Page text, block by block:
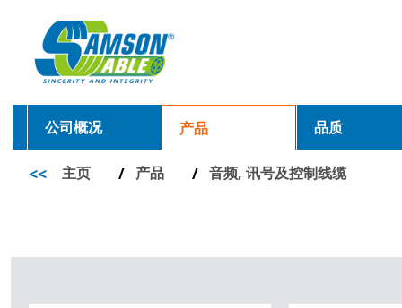
公司概况 产品 品质
<< 主页 / 产品 / 音频, 讯号及控制线缆